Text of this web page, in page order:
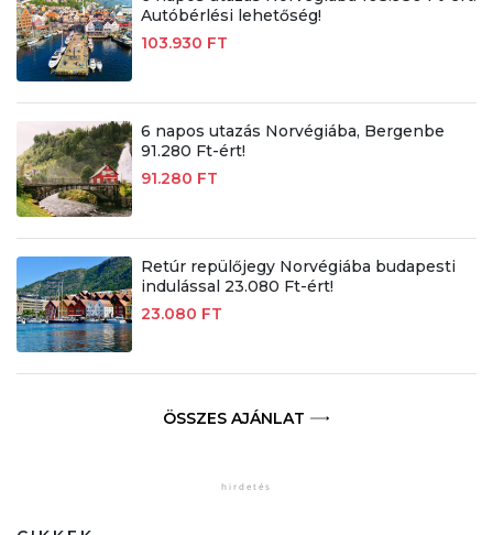
Autóbérlési lehetőség!
103.930 FT
6 napos utazás Norvégiába, Bergenbe
91.280 Ft-ért!
91.280 FT
Retúr repülőjegy Norvégiába budapesti
indulással 23.080 Ft-ért!
23.080 FT
ÖSSZES AJÁNLAT